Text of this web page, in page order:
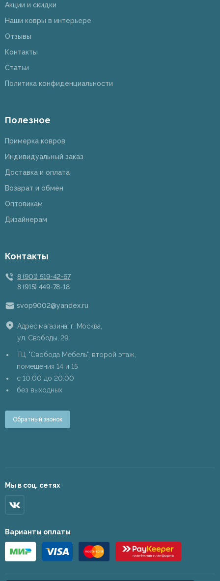
Акции и скидки
Наши ковры в интерьере
Отзывы
Контакты
Статьи
Политика конфиденциальности
Полезное
Примерка ковров
Индивидуальный заказ
Доставка и оплата
Возврат и обмен
Оптовикам
Дизайнерам
Контакты
8 (901) 519-42-67
8 (915) 449-78-18
svop9002@yandex.ru
Адрес магазина: г. Москва,
ул. Свободы, 29
ТЦ "Свобода Мебель", второй этаж,
помещения 14 и 15
c 10:00 до 20:00
без выходных
Обратный звонок
Мы в соц. сетях
Варианты оплаты